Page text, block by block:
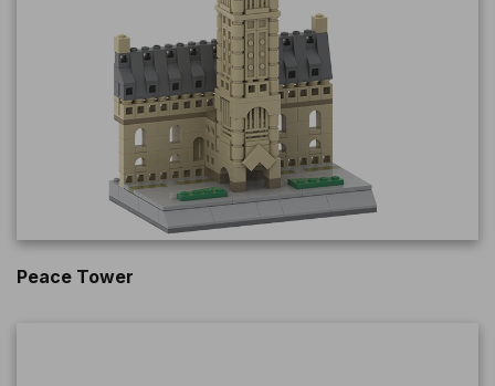
Peace Tower